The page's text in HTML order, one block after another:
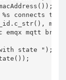
connects to
emqx mqtt
state ");